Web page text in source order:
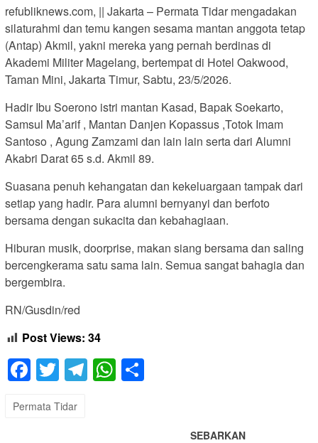
refubliknews.com, || Jakarta – Permata Tidar mengadakan
silaturahmi dan temu kangen sesama mantan anggota tetap
(Antap) Akmil, yakni mereka yang pernah berdinas di
Akademi Militer Magelang, bertempat di Hotel Oakwood,
Taman Mini, Jakarta Timur, Sabtu, 23/5/2026.
Hadir Ibu Soerono istri mantan Kasad, Bapak Soekarto,
Samsul Ma’arif , Mantan Danjen Kopassus ,Totok Imam
Santoso , Agung Zamzami dan lain lain serta dari Alumni
Akabri Darat 65 s.d. Akmil 89.
Suasana penuh kehangatan dan kekeluargaan tampak dari
setiap yang hadir. Para alumni bernyanyi dan berfoto
bersama dengan sukacita dan kebahagiaan.
Hiburan musik, doorprise, makan siang bersama dan saling
bercengkerama satu sama lain. Semua sangat bahagia dan
bergembira.
RN/Gusdin/red
Post Views: 34
Facebook
Twitter
Telegram
WhatsApp
Permata Tidar
SEBARKAN